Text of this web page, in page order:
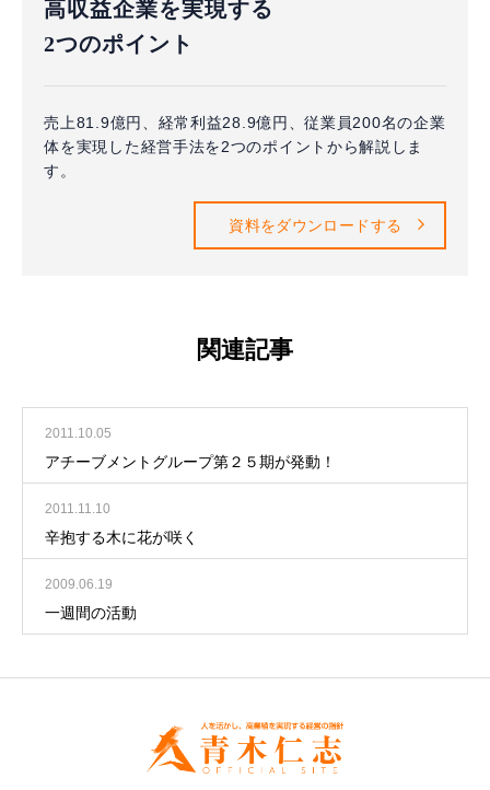
高収益企業を実現する
2つのポイント
売上81.9億円、経常利益28.9億円、従業員200名の企業
体を実現した経営手法を2つのポイントから解説しま
す。
資料をダウンロードする
関連記事
2011.10.05
アチーブメントグループ第２５期が発動！
2011.11.10
辛抱する木に花が咲く
2009.06.19
一週間の活動